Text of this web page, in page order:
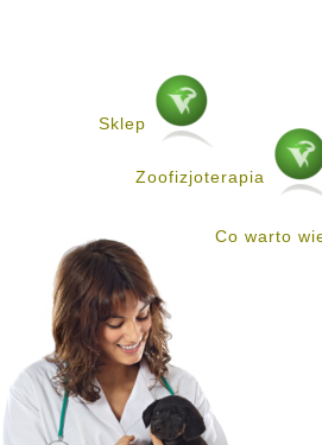
Sklep
Zoofizjoterapia
Co warto